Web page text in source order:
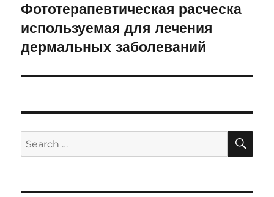
Next
post:
Фототерапевтическая расческа
используемая для лечения
дермальных заболеваний
Search
for: